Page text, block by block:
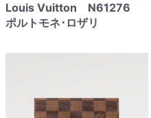
Louis Vuitton N61276
ポルトモネ･ロザリ